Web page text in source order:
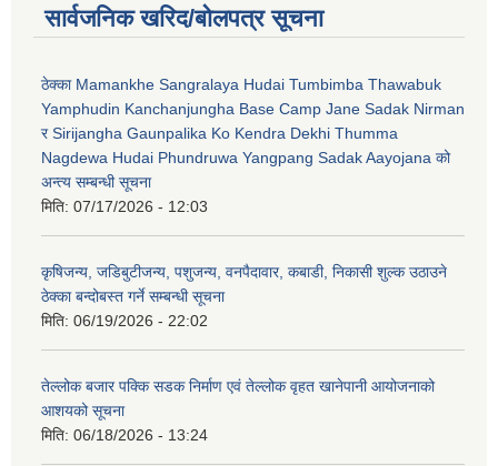
सार्वजनिक खरिद/बोलपत्र सूचना
ठेक्का Mamankhe Sangralaya Hudai Tumbimba Thawabuk
Yamphudin Kanchanjungha Base Camp Jane Sadak Nirman
र Sirijangha Gaunpalika Ko Kendra Dekhi Thumma
Nagdewa Hudai Phundruwa Yangpang Sadak Aayojana को
अन्त्य सम्बन्धी सूचना
मिति: 07/17/2026 - 12:03
कृषिजन्य, जडिबुटीजन्य, पशुजन्य, वनपैदावार, कबाडी, निकासी शुल्क उठाउने
ठेक्का बन्दोबस्त गर्ने सम्बन्धी सूचना
मिति: 06/19/2026 - 22:02
तेल्लोक बजार पक्कि सडक निर्माण एवं तेल्लोक वृहत खानेपानी आयोजनाको
आशयको सूचना
मिति: 06/18/2026 - 13:24